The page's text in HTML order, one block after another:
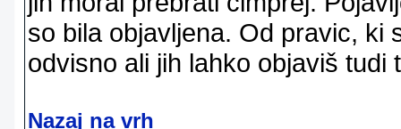
so bila objavljena. Od pravic, ki
odvisno ali jih lahko objaviš
Nazaj na vrh